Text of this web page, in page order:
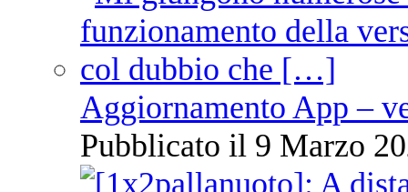
Aggiornamento App –
Pubblicato il 9 Marzo